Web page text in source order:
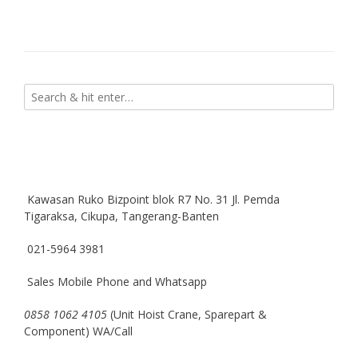
Kawasan Ruko Bizpoint blok R7 No. 31 Jl. Pemda
Tigaraksa, Cikupa, Tangerang-Banten
021-5964 3981
Sales Mobile Phone and Whatsapp
0858 1062 4105 (Unit Hoist Crane, Sparepart &
Component) WA/Call